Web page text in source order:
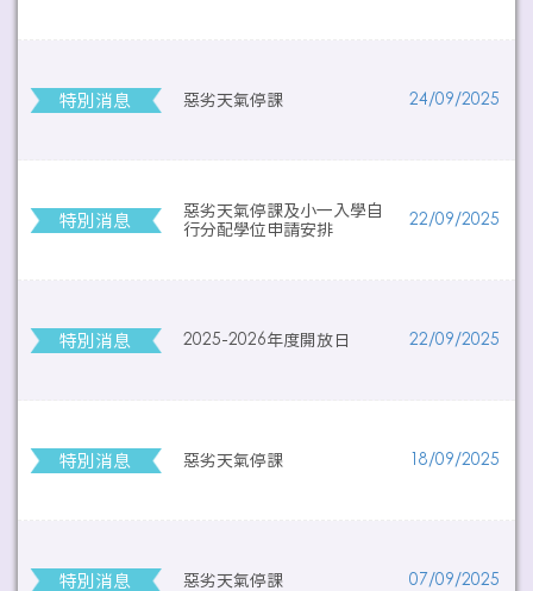
特別消息 惡劣天氣停課 24/09/2025
特別消息
惡劣天氣停課及小一入學自
行分配學位申請安排
22/09/2025
特別消息 2025-2026年度開放日 22/09/2025
特別消息 惡劣天氣停課 18/09/2025
特別消息 惡劣天氣停課 07/09/2025